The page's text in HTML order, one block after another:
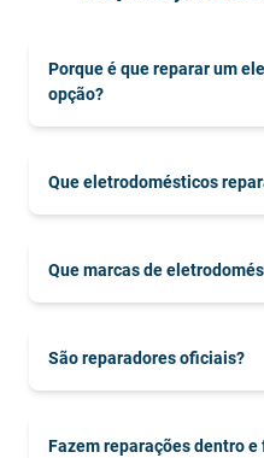
Porque é que reparar um
opção?
Que eletrodomésticos
Que marcas de
São reparadores oficiais?
Fazem reparações dentro